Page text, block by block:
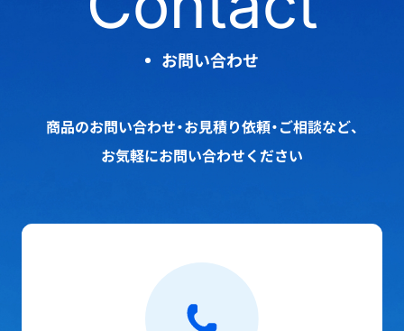
お問い合わせ
商品のお問い合わせ・お見積り依頼・ご相談など、
お気軽にお問い合わせください